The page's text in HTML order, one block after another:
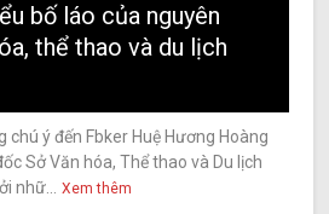
bố láo của nguyên
thể thao và du lịch
ý đến Fbker Huệ Hương Hoàng
Sở Văn hóa, Thể thao và Du lịch
nhữ...
Xem thêm